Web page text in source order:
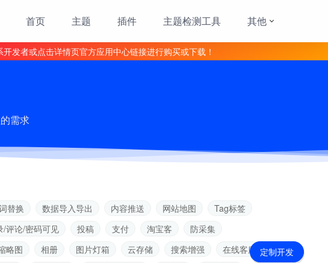
首页 主题 插件 主题检测工具 其他
发者或点击详情页官方应用中心链接进行购买或下载！
需求
替换 数据导入导出 内容推送 网站地图
Tag标签
/评论/密码可见 投稿 支付 淘宝客
防采集
略图 相册 图片灯箱 云存储 搜索增强
在线客服
定制开发